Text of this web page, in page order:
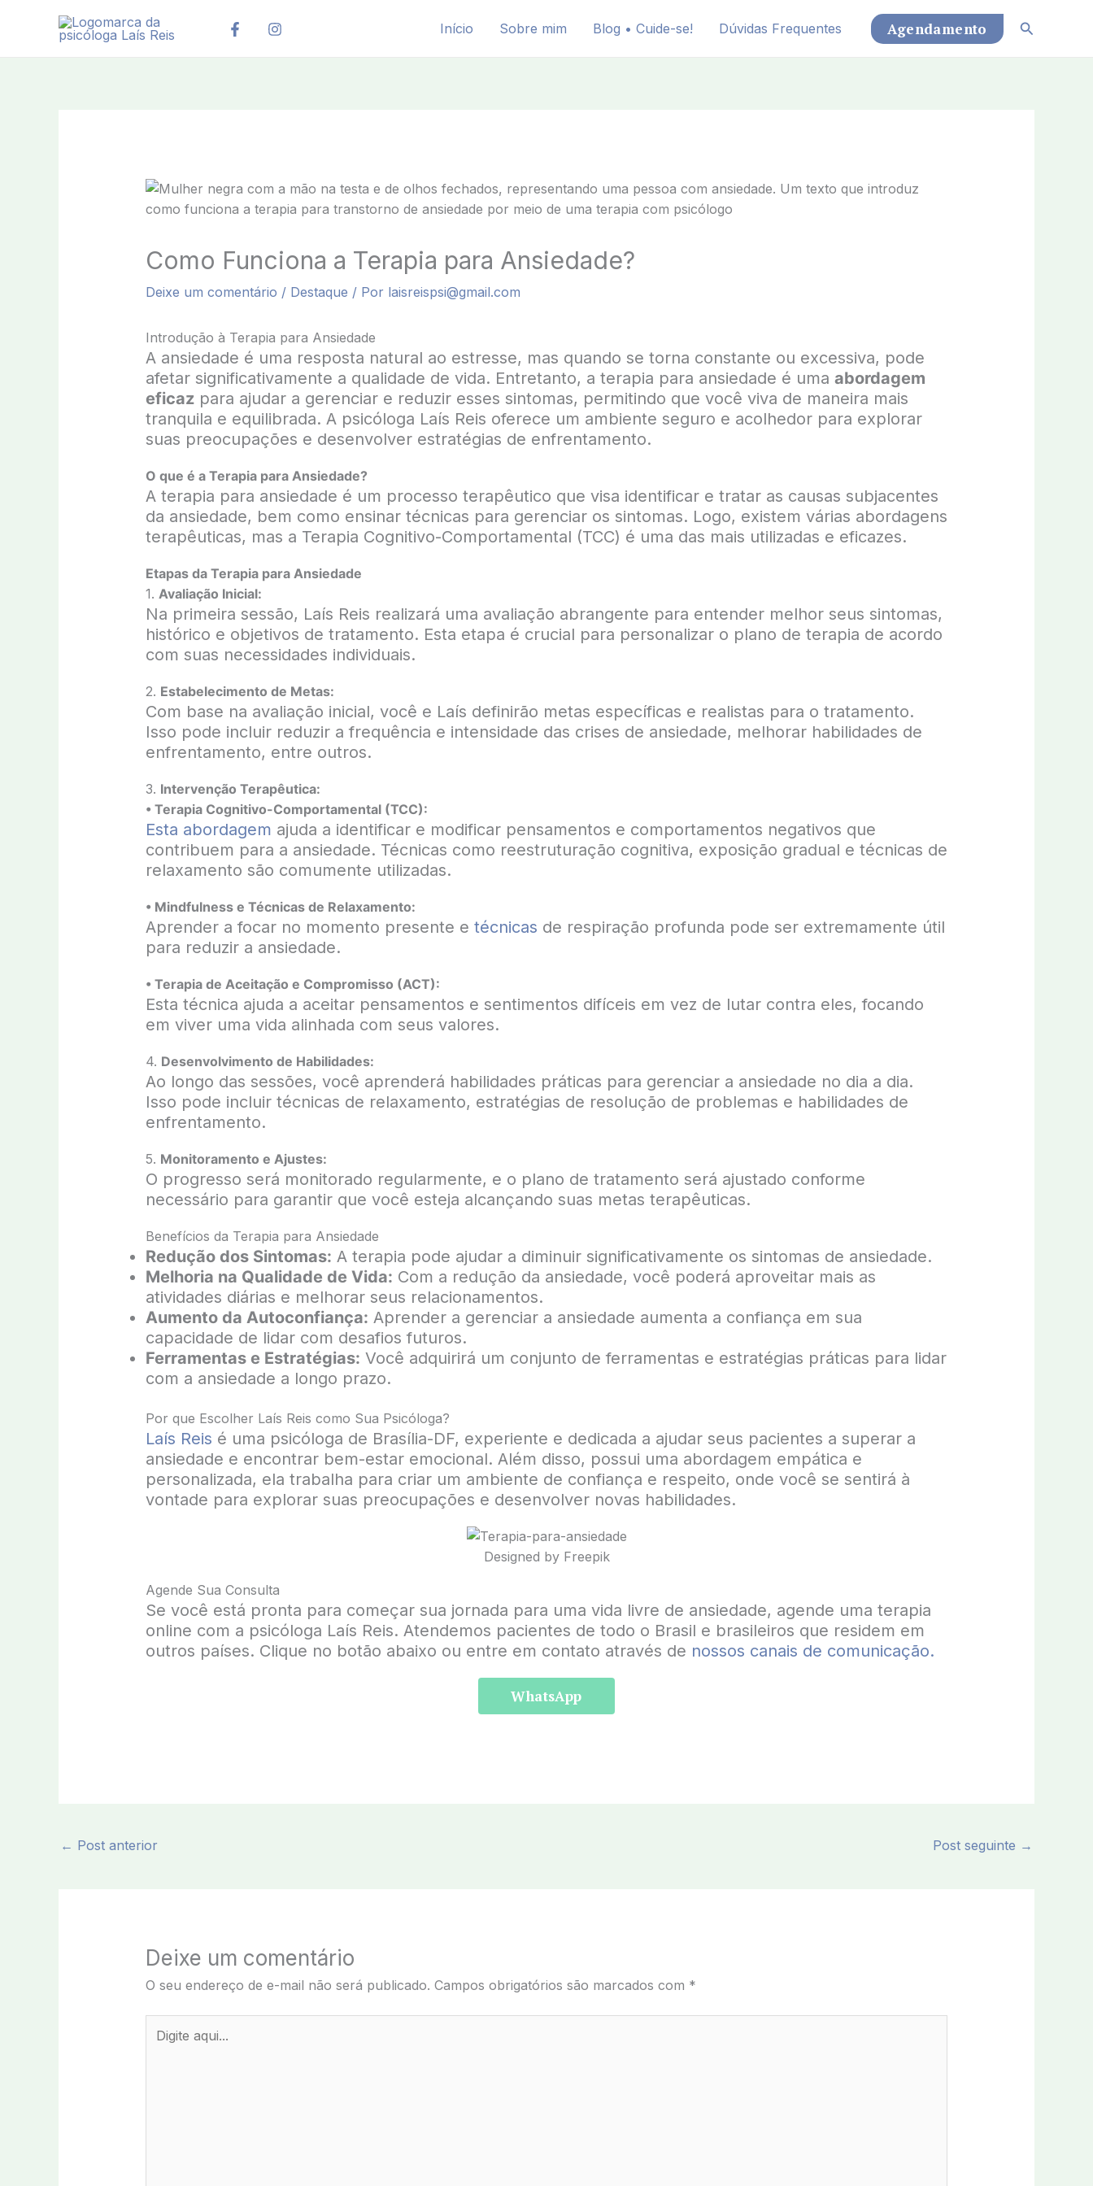
Início Sobre mim Blog • Cuide-se! Dúvidas Frequentes Agendamento Pesquisar
Como Funciona a Terapia para Ansiedade?
Deixe um comentário / Destaque / Por laisreispsi@gmail.com
Introdução à Terapia para Ansiedade
A ansiedade é uma resposta natural ao estresse, mas quando se torna constante ou excessiva, pode
afetar significativamente a qualidade de vida. Entretanto, a terapia para ansiedade é uma abordagem
eficazpara ajudar a gerenciar e reduzir esses sintomas, permitindo que você viva de maneira mais
tranquila e equilibrada. A psicóloga Laís Reis oferece um ambiente seguro e acolhedor para explorar
suas preocupações e desenvolver estratégias de enfrentamento.
O que é a Terapia para Ansiedade?
A terapia para ansiedade é um processo terapêutico que visa identificar e tratar as causas subjacentes
da ansiedade, bem como ensinar técnicas para gerenciar os sintomas. Logo, existem várias abordagens
terapêuticas, mas a Terapia Cognitivo-Comportamental (TCC) é uma das mais utilizadas e eficazes.
Etapas da Terapia para Ansiedade
1. Avaliação Inicial:
Na primeira sessão, Laís Reis realizará uma avaliação abrangente para entender melhor seus sintomas,
histórico e objetivos de tratamento. Esta etapa é crucial para personalizar o plano de terapia de acordo
com suas necessidades individuais.
2. Estabelecimento de Metas:
Com base na avaliação inicial, você e Laís definirão metas específicas e realistas para o tratamento.
Isso pode incluir reduzir a frequência e intensidade das crises de ansiedade, melhorar habilidades de
enfrentamento, entre outros.
3. Intervenção Terapêutica:
• Terapia Cognitivo-Comportamental (TCC):
Esta abordagem ajuda a identificar e modificar pensamentos e comportamentos negativos que
contribuem para a ansiedade. Técnicas como reestruturação cognitiva, exposição gradual e técnicas de
relaxamento são comumente utilizadas.
• Mindfulness e Técnicas de Relaxamento:
Aprender a focar no momento presente e técnicas de respiração profunda pode ser extremamente útil
para reduzir a ansiedade.
• Terapia de Aceitação e Compromisso (ACT):
Esta técnica ajuda a aceitar pensamentos e sentimentos difíceis em vez de lutar contra eles, focando
em viver uma vida alinhada com seus valores.
4. Desenvolvimento de Habilidades:
Ao longo das sessões, você aprenderá habilidades práticas para gerenciar a ansiedade no dia a dia.
Isso pode incluir técnicas de relaxamento, estratégias de resolução de problemas e habilidades de
enfrentamento.
5. Monitoramento e Ajustes:
O progresso será monitorado regularmente, e o plano de tratamento será ajustado conforme
necessário para garantir que você esteja alcançando suas metas terapêuticas.
Benefícios da Terapia para Ansiedade
Redução dos Sintomas: A terapia pode ajudar a diminuir significativamente os sintomas de ansiedade.
Melhoria na Qualidade de Vida: Com a redução da ansiedade, você poderá aproveitar mais as
atividades diárias e melhorar seus relacionamentos.
Aumento da Autoconfiança: Aprender a gerenciar a ansiedade aumenta a confiança em sua
capacidade de lidar com desafios futuros.
Ferramentas e Estratégias: Você adquirirá um conjunto de ferramentas e estratégias práticas para lidar
com a ansiedade a longo prazo.
Por que Escolher Laís Reis como Sua Psicóloga?
Laís Reis é uma psicóloga de Brasília-DF, experiente e dedicada a ajudar seus pacientes a superar a
ansiedade e encontrar bem-estar emocional. Além disso, possui uma abordagem empática e
personalizada, ela trabalha para criar um ambiente de confiança e respeito, onde você se sentirá à
vontade para explorar suas preocupações e desenvolver novas habilidades.
Designed by Freepik
Agende Sua Consulta
Se você está pronta para começar sua jornada para uma vida livre de ansiedade, agende uma terapia
online com a psicóloga Laís Reis. Atendemos pacientes de todo o Brasil e brasileiros que residem em
outros países. Clique no botão abaixo ou entre em contato através de nossos canais de comunicação.
WhatsApp
← Post anterior Post seguinte →
Deixe um comentário
O seu endereço de e-mail não será publicado. Campos obrigatórios são marcados com *
aqui...